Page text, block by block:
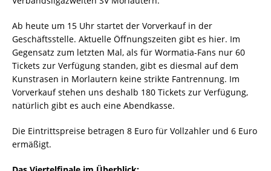
Ab heute um 15 Uhr startet der Vorverkauf in der
Geschäftsstelle. Aktuelle Öffnungszeiten gibt es hier. Im
Gegensatz zum letzten Mal, als für Wormatia-Fans nur 60
Tickets zur Verfügung standen, gibt es diesmal auf dem
Kunstrasen in Morlautern keine strikte Fantrennung. Im
Vorverkauf stehen uns deshalb 180 Tickets zur Verfügung,
natürlich gibt es auch eine Abendkasse.
Die Eintrittspreise betragen 8 Euro für Vollzahler und 6 Euro
ermäßigt.